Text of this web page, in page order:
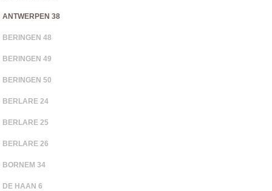
ANTWERPEN 38
BERINGEN 48
BERINGEN 49
BERINGEN 50
BERLARE 24
BERLARE 25
BERLARE 26
BORNEM 34
DE HAAN 6